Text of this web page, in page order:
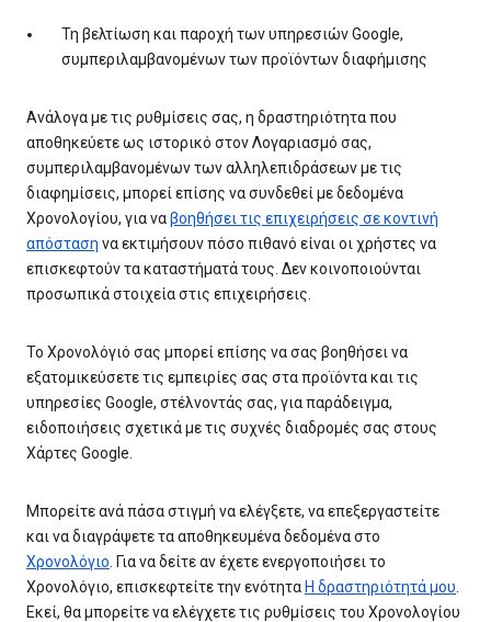
Τη βελτίωση και παροχή των υπηρεσιών Google,
συμπεριλαμβανομένων των προϊόντων διαφήμισης
Ανάλογα με τις ρυθμίσεις σας, η δραστηριότητα που
αποθηκεύετε ως ιστορικό στον Λογαριασμό σας,
συμπεριλαμβανομένων των αλληλεπιδράσεων με τις
διαφημίσεις, μπορεί επίσης να συνδεθεί με δεδομένα
Χρονολογίου, για ναβοηθήσει τις επιχειρήσεις σε κοντινή
απόσταση να εκτιμήσουν πόσο πιθανό είναι οι χρήστες να
επισκεφτούν τα καταστήματά τους. Δεν κοινοποιούνται
προσωπικά στοιχεία στις επιχειρήσεις.
Το Χρονολόγιό σας μπορεί επίσης να σας βοηθήσει να
εξατομικεύσετε τις εμπειρίες σας στα προϊόντα και τις
υπηρεσίες Google, στέλνοντάς σας, για παράδειγμα,
ειδοποιήσεις σχετικά με τις συχνές διαδρομές σας στους
Χάρτες Google.
Μπορείτε ανά πάσα στιγμή να ελέγξετε, να επεξεργαστείτε
και να διαγράψετε τα αποθηκευμένα δεδομένα στο
Χρονολόγιο. Για να δείτε αν έχετε ενεργοποιήσει το
Χρονολόγιο, επισκεφτείτε την ενότητα Η δραστηριότητά μου.
Εκεί, θα μπορείτε να ελέγχετε τις ρυθμίσεις του Χρονολογίου